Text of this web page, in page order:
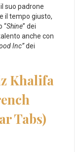
suo padrone
il tempo giusto,
“Shine” dei
anche con
Inc”dei
Khalifa
Tabs)